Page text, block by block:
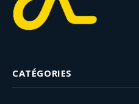
CATÉGORIES